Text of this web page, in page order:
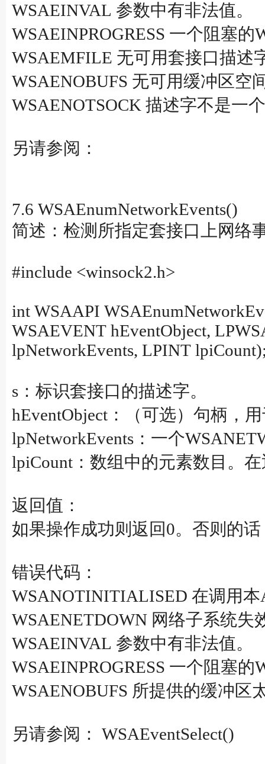
WSAEINVAL 参数中有非法值。
WSAEINPROGRESS 一个阻塞
WSAEMFILE 无可用套接口描述
WSAENOBUFS 无可用缓冲区空
WSAENOTSOCK 描述字不是一
另请参阅：
7.6 WSAEnumNetworkEvents()
简述：检测所指定套接口上网络
#include <winsock2.h>
int WSAAPI
WSAEVENT hEventObject,
lpNetworkEvents, LPINT
s：标识套接口的描述字。
hEventObject：（可选）句柄，
lpNetworkEvents：一个
lpiCount：数组中的元素数目。
返回值：
如果操作成功则返回0。否则的
错误代码：
WSANOTINITIALISED 在调用
WSAENETDOWN 网络子系统失
WSAEINVAL 参数中有非法值。
WSAEINPROGRESS 一个阻塞
WSAENOBUFS 所提供的缓冲区
另请参阅： WSAEventSelect()